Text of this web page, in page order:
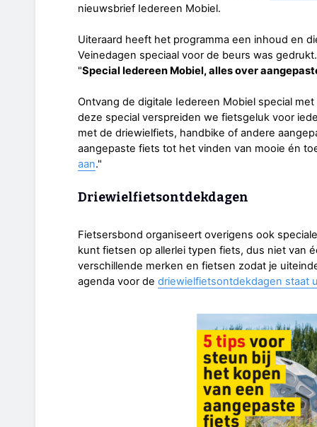
nieuwsbrief Iedereen Mobiel.
Uiteraard heeft het programma een inhoud en
Veinedagen speciaal voor de beurs was
"Special Iedereen Mobiel, alles over
Ontvang de digitale Iedereen Mobiel special
deze special verspreiden we fietsgeluk voor
met de driewielfiets, handbike of andere
aangepaste fiets tot het vinden van mooie én
aan."
Driewielfietsontdekdagen
Fietsersbond organiseert overigens ook
kunt fietsen op allerlei typen fiets, dus niet van
verschillende merken en fietsen zodat je
agenda voor de driewielfietsontdekdagen staat